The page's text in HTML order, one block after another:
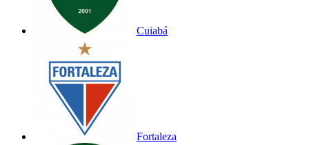
Cuiabá
Fortaleza